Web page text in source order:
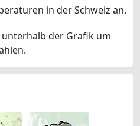
in der Schweiz an.
unterhalb der Grafik um